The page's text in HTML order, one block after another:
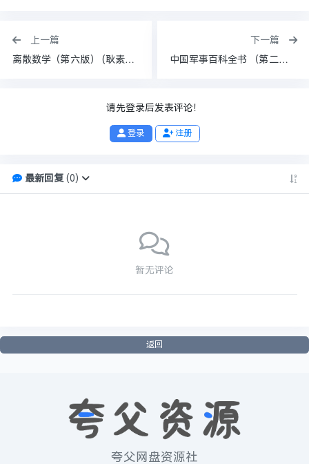
上一篇
离散数学（第六版） (耿素云 屈婉玲 张立昂)
下一篇
中国军事百科全书 （第二版） 军事地理 学科分册_p150
请先登录后发表评论！
登录 注册
最新回复(0)
暂无评论
返回
夸父网盘资源社